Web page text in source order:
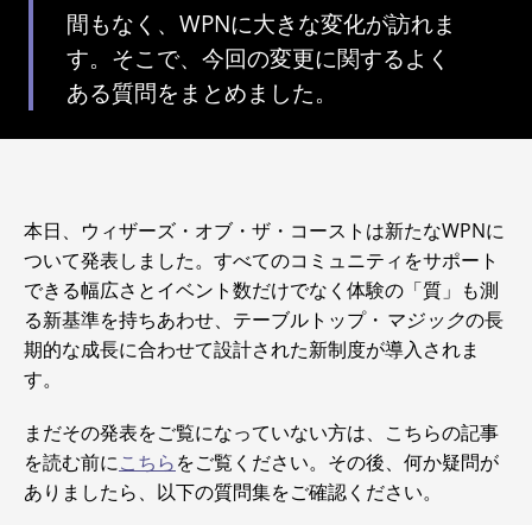
間もなく、WPNに大きな変化が訪れま
す。そこで、今回の変更に関するよく
ある質問をまとめました。
本日、ウィザーズ・オブ・ザ・コーストは新たなWPNに
ついて発表しました。すべてのコミュニティをサポート
できる幅広さとイベント数だけでなく体験の「質」も測
る新基準を持ちあわせ、テーブルトップ・ マジックの長
期的な成長に合わせて設計された新制度が導入されま
す。
まだその発表をご覧になっていない方は、こちらの記事
を読む前にこちらをご覧ください。その後、何か疑問が
ありましたら、以下の質問集をご確認ください。